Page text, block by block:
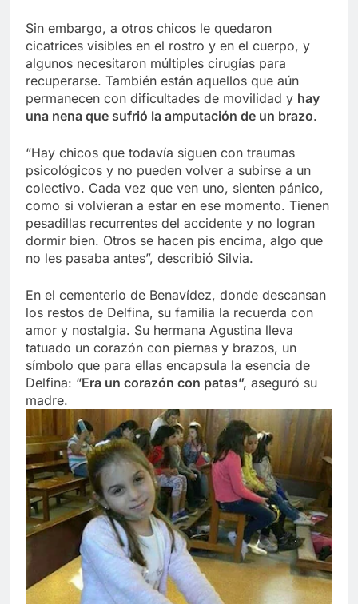
Sin embargo, a otros chicos le quedaron
cicatrices visibles en el rostro y en el cuerpo, y
algunos necesitaron múltiples cirugías para
recuperarse. También están aquellos que aún
permanecen con dificultades de movilidad y hay
una nena que sufrió la amputación de un brazo.
“Hay chicos que todavía siguen con traumas
psicológicos y no pueden volver a subirse a un
colectivo. Cada vez que ven uno, sienten pánico,
como si volvieran a estar en ese momento. Tienen
pesadillas recurrentes del accidente y no logran
dormir bien. Otros se hacen pis encima, algo que
no les pasaba antes”, describió Silvia.
En el cementerio de Benavídez, donde descansan
los restos de Delfina, su familia la recuerda con
amor y nostalgia. Su hermana Agustina lleva
tatuado un corazón con piernas y brazos, un
símbolo que para ellas encapsula la esencia de
Delfina: “Era un corazón con patas”, aseguró su
madre.